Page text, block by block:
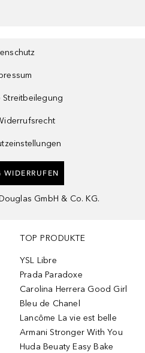
Streitbeilegung
WIDERRUFEN
GmbH & Co. KG.
TOP PRODUKTE
YSL Libre
Prada Paradoxe
Carolina Herrera Good Girl
Bleu de Chanel
Lancôme La vie est belle
Armani Stronger With You
Huda Beuaty Easy Bake